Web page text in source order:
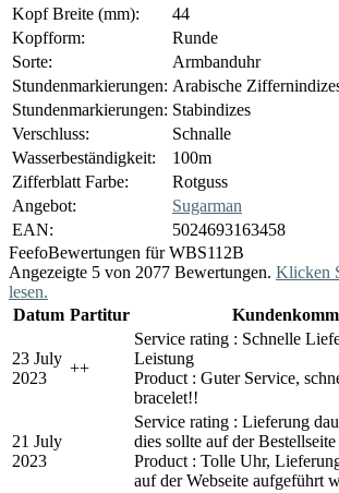
Kopf Breite (mm):
44
Kopfform:
Runde
Sorte:
Armbanduhr
Stundenmarkierungen: Arabische
Stundenmarkierungen: Stabindizes
Verschluss:
Schnalle
Wasserbeständigkeit:
100m
Zifferblatt Farbe:
Rotguss
Angebot:
Sugarman
EAN:
5024693163458
FeefoBewertungen für WBS112B
Angezeigte 5 von 2077 Bewertungen. Klicken
lesen.
Datum Partitur
23 July
2023
++
Service rating : Schnelle
Leistung
Product : Guter Service,
bracelet!!
21 July
2023
Service rating : Lieferung
dies sollte auf der
Product : Tolle Uhr,
auf der Webseite aufgeführt